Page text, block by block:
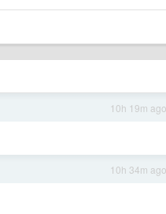
10h 19m ago
10h 34m ago